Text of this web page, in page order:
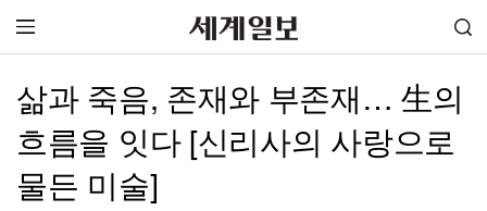
삶과 죽음, 존재와 부존재… 生의
흐름을 잇다 [신리사의 사랑으로
물든 미술]